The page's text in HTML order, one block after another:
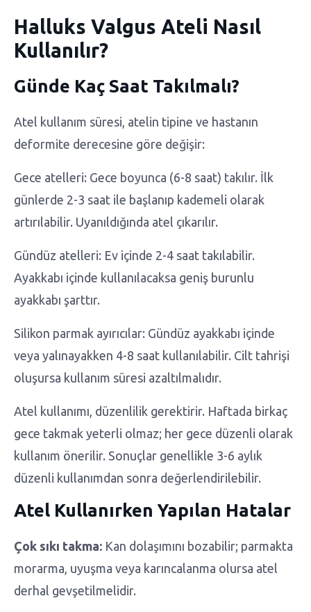
Halluks Valgus Ateli Nasıl
Kullanılır?
Günde Kaç Saat Takılmalı?
Atel kullanım süresi, atelin tipine ve hastanın
deformite derecesine göre değişir:
Gece atelleri: Gece boyunca (6-8 saat) takılır. İlk
günlerde 2-3 saat ile başlanıp kademeli olarak
artırılabilir. Uyanıldığında atel çıkarılır.
Gündüz atelleri: Ev içinde 2-4 saat takılabilir.
Ayakkabı içinde kullanılacaksa geniş burunlu
ayakkabı şarttır.
Silikon parmak ayırıcılar: Gündüz ayakkabı içinde
veya yalınayakken 4-8 saat kullanılabilir. Cilt tahrişi
oluşursa kullanım süresi azaltılmalıdır.
Atel kullanımı, düzenlilik gerektirir. Haftada birkaç
gece takmak yeterli olmaz; her gece düzenli olarak
kullanım önerilir. Sonuçlar genellikle 3-6 aylık
düzenli kullanımdan sonra değerlendirilebilir.
Atel Kullanırken Yapılan Hatalar
Çok sıkı takma: Kan dolaşımını bozabilir; parmakta
morarma, uyuşma veya karıncalanma olursa atel
derhal gevşetilmelidir.